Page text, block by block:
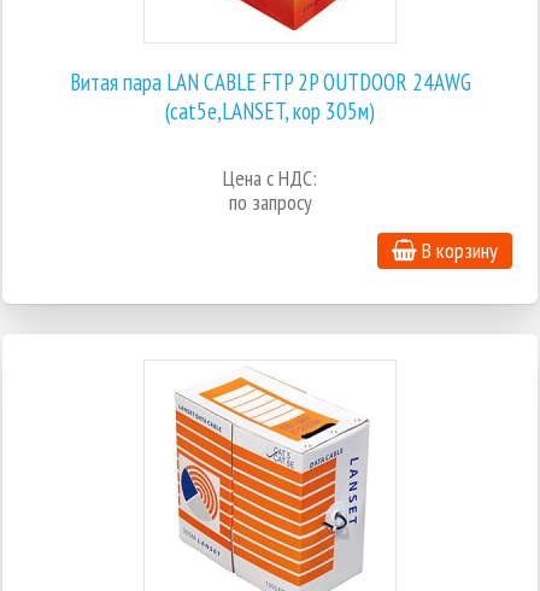
Витая пара LAN CABLE FTP 2P OUTDOOR 24AWG
(cat5e,LANSET, кор 305м)
Цена с НДС:
по запросу
В корзину